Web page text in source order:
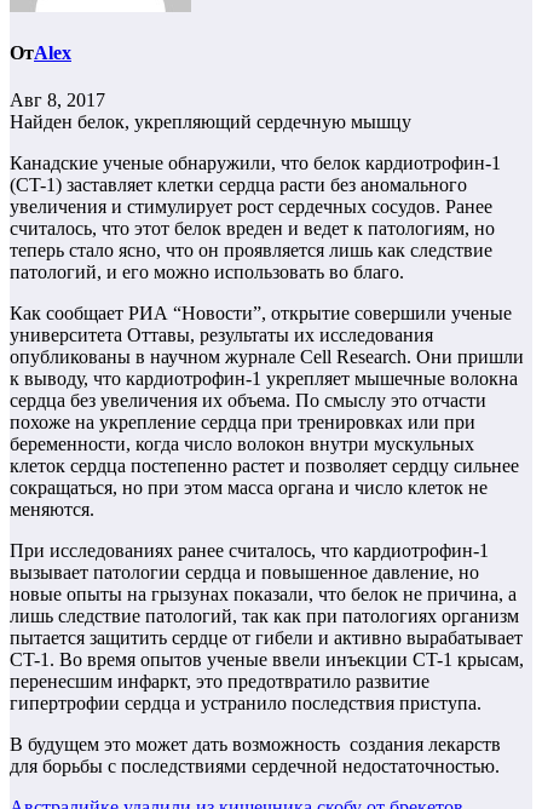
ОтAlex
Авг 8, 2017
Найден белок, укрепляющий сердечную мышцу
Канадские ученые обнаружили, что белок кардиотрофин-1
(CT-1) заставляет клетки сердца расти без аномального
увеличения и стимулирует рост сердечных сосудов. Ранее
считалось, что этот белок вреден и ведет к патологиям, но
теперь стало ясно, что он проявляется лишь как следствие
патологий, и его можно использовать во благо.
Как сообщает РИА “Новости”, открытие совершили ученые
университета Оттавы, результаты их исследования
опубликованы в научном журнале Cell Research. Они пришли
к выводу, что кардиотрофин-1 укрепляет мышечные волокна
сердца без увеличения их объема. По смыслу это отчасти
похоже на укрепление сердца при тренировках или при
беременности, когда число волокон внутри мускульных
клеток сердца постепенно растет и позволяет сердцу сильнее
сокращаться, но при этом масса органа и число клеток не
меняются.
При исследованиях ранее считалось, что кардиотрофин-1
вызывает патологии сердца и повышенное давление, но
новые опыты на грызунах показали, что белок не причина, а
лишь следствие патологий, так как при патологиях организм
пытается защитить сердце от гибели и активно вырабатывает
CT-1. Во время опытов ученые ввели инъекции CT-1 крысам,
перенесшим инфаркт, это предотвратило развитие
гипертрофии сердца и устранило последствия приступа.
В будущем это может дать возможность создания лекарств
для борьбы с последствиями сердечной недостаточностью.